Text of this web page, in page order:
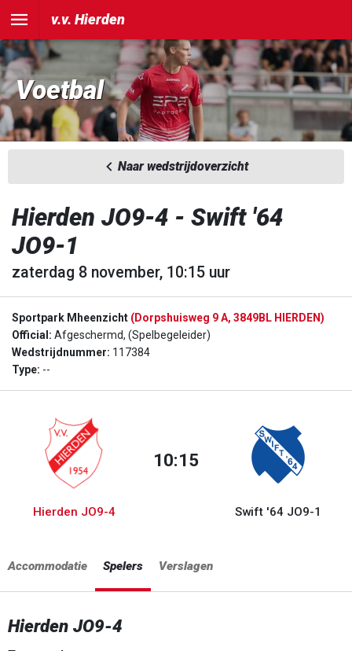
v.v. Hierden
Voetbal
Naar wedstrijdoverzicht
Hierden JO9-4 - Swift '64
JO9-1
zaterdag 8 november, 10:15 uur
Sportpark Mheenzicht (Dorpshuisweg 9 A, 3849BL HIERDEN)
Official: Afgeschermd, (Spelbegeleider)
Wedstrijdnummer: 117384
Type: --
Hierden JO9-4
10:15
Swift '64 JO9-1
Accommodatie Spelers Verslagen
Hierden JO9-4